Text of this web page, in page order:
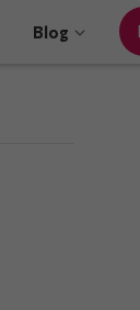
Blog